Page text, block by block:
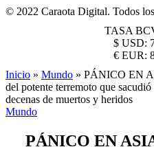
© 2022 Caraota Digital. Todos
TASA
$ USD:
€ EUR:
Inicio » Mundo » PÁNICO EN
del potente terremoto que
decenas de muertos y heridos
Mundo
PÁNICO EN